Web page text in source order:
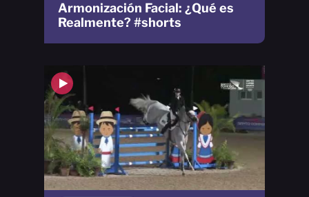
Armonización Facial: ¿Qué es
Realmente? #shorts